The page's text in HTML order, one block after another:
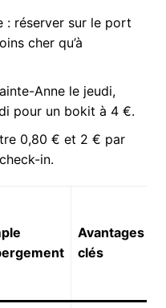
: réserver sur le port
cher qu’à
Anne le jeudi,
pour un bokit à 4 €.
0,80 € et 2 € par
in.
Avantages
clés